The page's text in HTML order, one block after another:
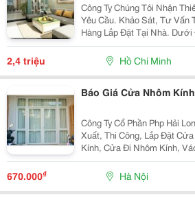
Công Ty Chúng Tôi Nhận
Yêu Cầu. Khảo Sát, Tư Vấn Thiết Kế Tận Nơi, Giao
Hàng Lắp Đặt Tại Nhà. Dưới Đây Là Các Mẫu Phòng
Khách: Công Ty Tnhh Sx Nội Thất Gia Lộc Cơ Sở Sx:
18 Nam Thới 2, Thới Tam
2,4 triệu Hồ Chí Minh
Báo Giá Cửa Nhôm
Công Ty Cổ Phần Php Hải Long
Xuất, Thi Công, Lắp Đặt
Kính, Cửa Đi Nhôm Kính,
Cuốn, Cửa Nhựa Lõi Thép... Đội Thợ Giỏi, Lành Nghề,
Giá Cả Luôn Rẻ Hơn So
670.000₫ Hà Nội